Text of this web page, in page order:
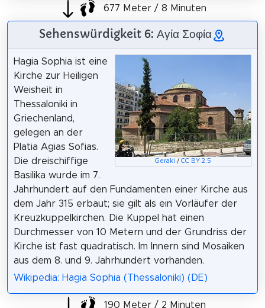
677 Meter / 8 Minuten
Sehenswürdigkeit 6: Αγία Σοφία
Geraki /CC BY 2.5
Hagia Sophia ist eine
Kirche zur Heiligen
Weisheit in
Thessaloniki in
Griechenland,
gelegen an der
Platia Agias Sofias.
Die dreischiffige
Basilika wurde im 7.
Jahrhundert auf den Fundamenten einer Kirche aus
dem Jahr 315 erbaut; sie gilt als ein Vorläufer der
Kreuzkuppelkirchen. Die Kuppel hat einen
Durchmesser von 10 Metern und der Grundriss der
Kirche ist fast quadratisch. Im Innern sind Mosaiken
aus dem 8. und 9. Jahrhundert vorhanden.
Wikipedia: Hagia Sophia (Thessaloniki) (DE)
190 Meter / 2 Minuten